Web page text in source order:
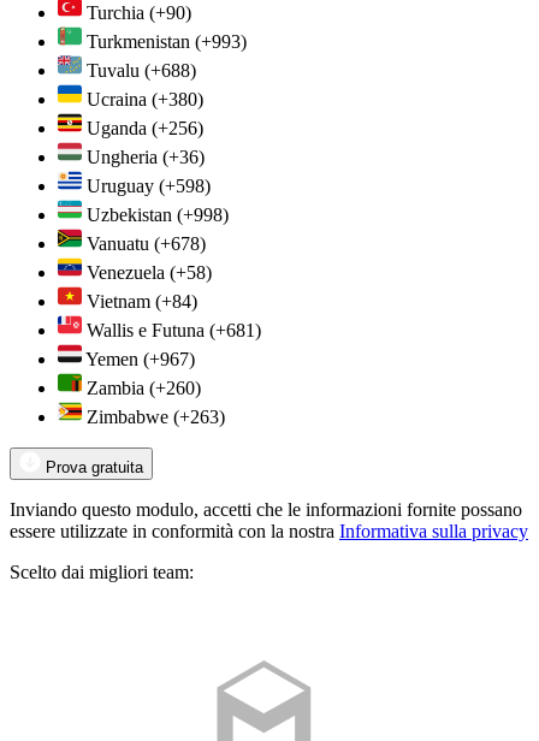
Turchia (+90)
Turkmenistan (+993)
Tuvalu (+688)
Ucraina (+380)
Uganda (+256)
Ungheria (+36)
Uruguay (+598)
Uzbekistan (+998)
Vanuatu (+678)
Venezuela (+58)
Vietnam (+84)
Wallis e Futuna (+681)
Yemen (+967)
Zambia (+260)
Zimbabwe (+263)
Prova gratuita
Inviando questo modulo, accetti che le informazioni fornite possano
essere utilizzate in conformità con la nostra Informativa sulla privacy
Scelto dai migliori team: